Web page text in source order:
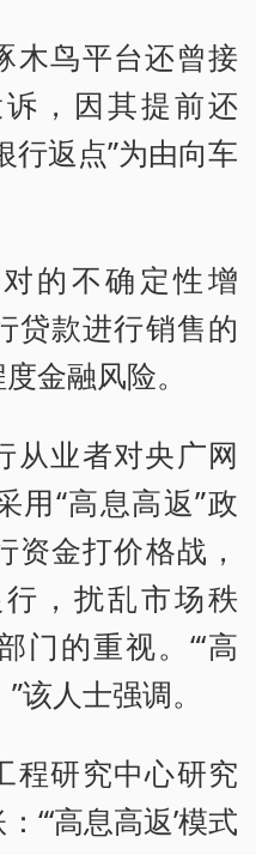
木鸟平台还曾接
，因其提前还
行返点”为由向车
的不确定性增
贷款进行销售的
金融风险。
从业者对央广网
用“高息高返”政
资金打价格战，
，扰乱市场秩
门的重视。“‘高
该人士强调。
程研究中心研究
“‘高息高返’模式